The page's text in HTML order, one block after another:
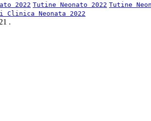
2022 Tutine Neonato 2022 Tutine
Clinica Neonata 2022
.